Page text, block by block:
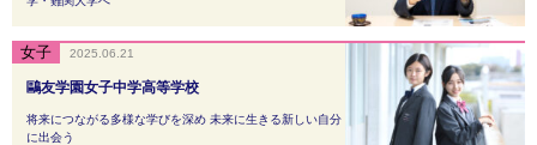
鷗友学園女子中学高等学校
将来につながる多様な学びを深め 未来に生きる新しい自分
に出会う
2025.06.21